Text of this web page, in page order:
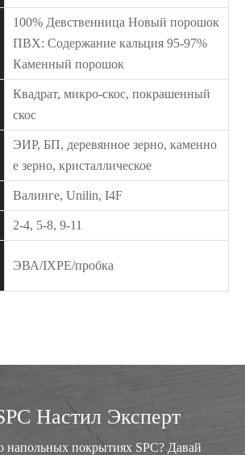
100% Девственница Новый порошок
ПВХ: Содержание кальция 95-97%
Каменный порошок
Квадрат, микро-скос, покрашенный
скос
ЭИР, БП, деревянное зерно, каменно
е зерно, кристаллическое
Валинге, Unilin, I4F
2-4, 5-8, 9-11
ЭВА/IXPE/пробка
Настил Эксперт
покрытиях SPC? Давай